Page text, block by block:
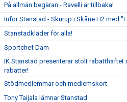
På allmän begäran - Ravelli är tillbaka!
Inför Stanstad - Skurup i Skåne H2 med
Stanstadkläder för alla!
Sportchef Dam
IK Stanstad presenterar stolt rabatthäftet
rabatter!
Stödmedlemmar och medlemskort
Tony Taijala lämnar Stanstad